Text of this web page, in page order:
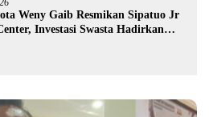
Weny Gaib Resmikan Sipatuo Jr
Investasi Swasta Hadirkan